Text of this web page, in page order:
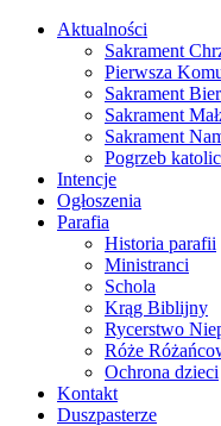
Skip
Aktualności
Sakrament
Pierwsza
Sakrament
Sakrament
Sakrament
Pogrzeb
Intencje
Ogłoszenia
Parafia
Historia parafii
Ministranci
Schola
Krąg Biblijny
Rycerstwo
Róże
Ochrona dzieci
Kontakt
Duszpasterze